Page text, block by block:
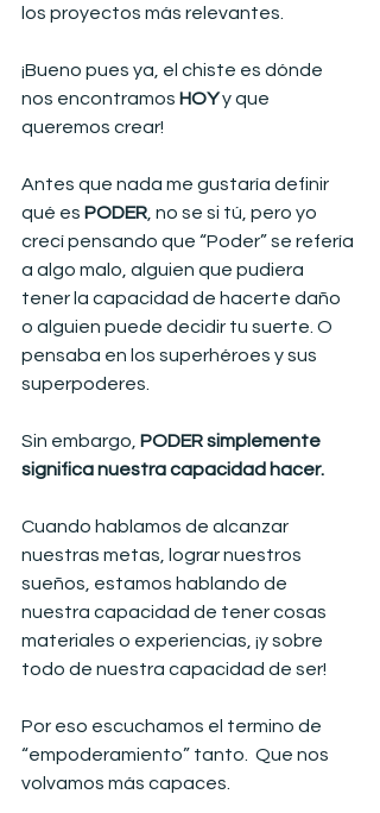
los proyectos más relevantes.
¡Bueno pues ya, el chiste es dónde
nos encontramos HOY y que
queremos crear!
Antes que nada me gustaría definir
qué es PODER , no se si tú, pero yo
crecí pensando que “Poder” se refería
a algo malo, alguien que pudiera
tener la capacidad de hacerte daño
o alguien puede decidir tu suerte. O
pensaba en los superhéroes y sus
superpoderes.
Sin embargo, PODER simplemente
significa nuestra capacidad hacer.
Cuando hablamos de alcanzar
nuestras metas, lograr nuestros
sueños, estamos hablando de
nuestra capacidad de tener cosas
materiales o experiencias, ¡y sobre
todo de nuestra capacidad de ser!
Por eso escuchamos el termino de
“empoderamiento” tanto.  Que nos
volvamos más capaces.